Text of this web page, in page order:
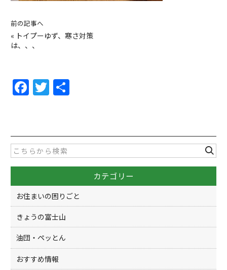
前の記事へ
« トイプーゆず、寒さ対策
は、、、
F
a
e
b
o
o
k
T
w
er
カテゴリー
お住まいの困りごと
きょうの富士山
油団・ペッとん
おすすめ情報